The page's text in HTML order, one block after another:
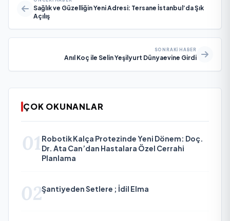
Sağlık ve Güzelliğin Yeni Adresi: Tersane İstanbul’da Şık
Açılış
SONRAKI HABER
Anıl Koç ile Selin Yeşilyurt Dünyaevine Girdi
ÇOK OKUNANLAR
01 Robotik Kalça Protezinde Yeni Dönem: Doç.
Dr. Ata Can’dan Hastalara Özel Cerrahi
Planlama
02Şantiyeden Setlere ; İdil Elma